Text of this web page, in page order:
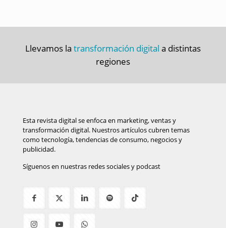
Llevamos la transformación digital a distintas
regiones
Esta revista digital se enfoca en marketing, ventas y
transformación digital. Nuestros artículos cubren temas
como tecnología, tendencias de consumo, negocios y
publicidad.
Síguenos en nuestras redes sociales y podcast